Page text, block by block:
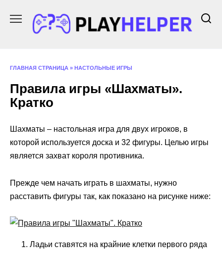
содержанию
ГЛАВНАЯ СТРАНИЦА » НАСТОЛЬНЫЕ ИГРЫ
Правила игры «Шахматы».
Кратко
Шахматы – настольная игра для двух игроков, в
которой используется доска и 32 фигуры. Целью игры
является захват короля противника.
Прежде чем начать играть в шахматы, нужно
расставить фигуры так, как показано на рисунке ниже:
Ладьи ставятся на крайние клетки первого ряда